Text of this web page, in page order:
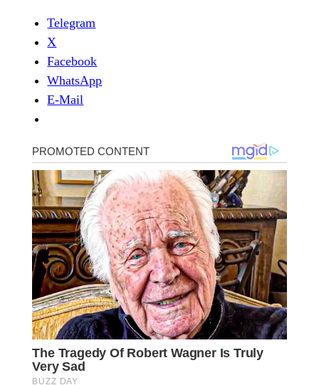
Telegram
X
Facebook
WhatsApp
E-Mail